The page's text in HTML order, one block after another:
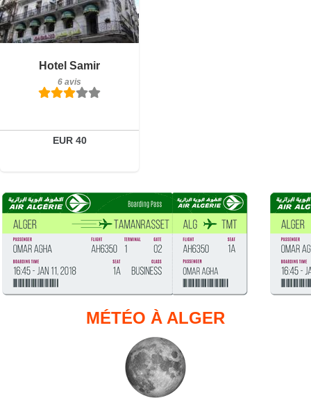
Hotel Samir
6 avis
EUR 40
Réserver
MÉTÉO À ALGER